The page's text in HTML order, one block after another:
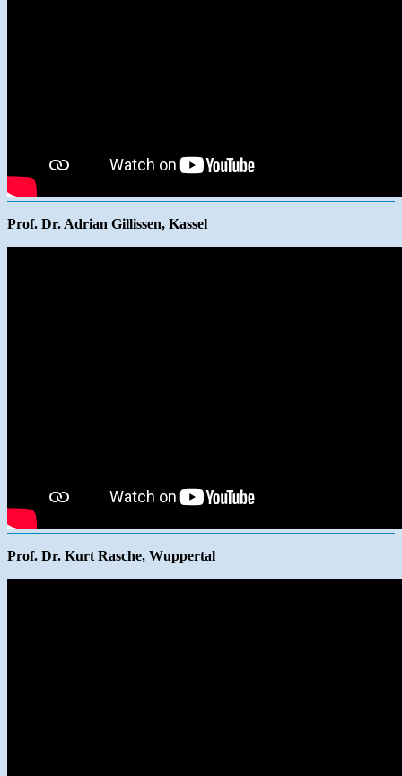
Prof. Dr. Adrian Gillissen, Kassel
Prof. Dr. Kurt Rasche, Wuppertal